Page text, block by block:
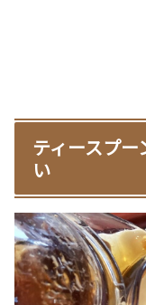
ティースプ
い